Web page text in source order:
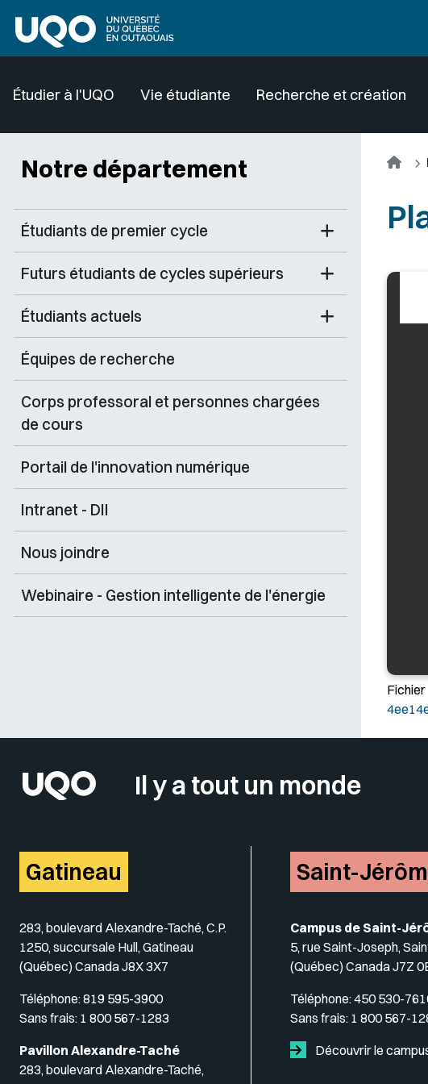
Étudier à l'UQO Vie étudiante Recherche et création
Notre département
Étudiants de premier cycle
Futurs étudiants de cycles supérieurs
Étudiants actuels
Équipes de recherche
Corps professoral et personnes chargées
de cours
Portail de l'innovation numérique
Intranet - DII
Nous joindre
Webinaire - Gestion intelligente de l'énergie
Fichier
Il y a tout un monde
Gatineau
283, boulevard Alexandre-Taché, C.P.
1250, succursale Hull, Gatineau
(Québec) Canada J8X 3X7
Téléphone:819 595-3900
Sans frais: 1 800 567-1283
Pavillon Alexandre-Taché
283, boulevard Alexandre-Taché,
Saint-
Campus de Saint-
5, rue Saint-Joseph,
(Québec) Canada J7Z
Téléphone:450 530-
Sans frais: 1 800 567-
Découvrir le